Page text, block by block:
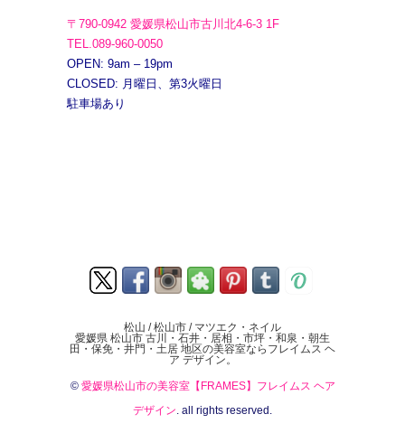
〒790-0942 愛媛県松山市古川北4-6-3 1F
TEL.089-960-0050
OPEN: 9am – 19pm
CLOSED: 月曜日、第3火曜日
駐車場あり
松山 / 松山市 / マツエク・ネイル
愛媛県 松山市 古川・石井・居相・市坪・和泉・朝生
田・保免・井門・土居 地区の美容室ならフレイムス ヘ
ア デザイン。
© 愛媛県松山市の美容室【FRAMES】フレイムス ヘア
デザイン. all rights reserved.